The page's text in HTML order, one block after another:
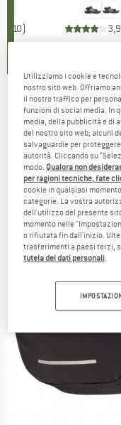
10) 3,9
NORRØNA -
Marsupio
(0)
Utilizziamo i cookie e
nostro sito web. Offriamo
il nostro traffico per
funzioni di social media. In
media, della pubblicità e di
del nostro sito web; alcuni
salvaguardie per
autorità. Cliccando su
modo. Qualora non
per ragioni tecniche, fate
cookie in qualsiasi
categorie. La vostra
dell'utilizzo del presente
momento nelle
o rifiutata fin dall'inizio.
trasferimenti a paesi terzi,
tutela dei dati personali